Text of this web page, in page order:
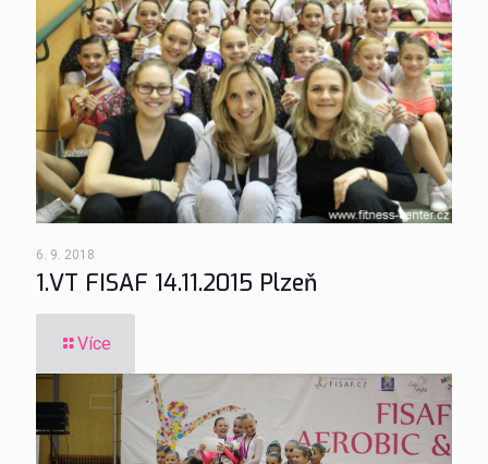
6. 9. 2018
1.VT FISAF 14.11.2015 Plzeň
Více